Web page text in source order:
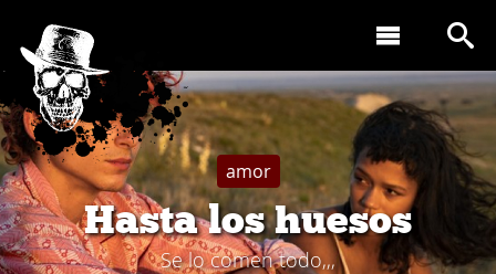
amor
Hasta los huesos
Se lo comen todo,,,